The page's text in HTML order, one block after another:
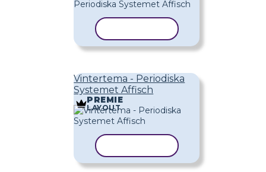
Vintertema - Periodiska
Systemet Affisch
PREMIE
LAYOUT